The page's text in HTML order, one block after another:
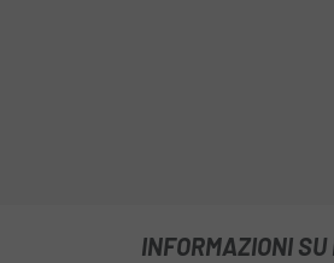
INFORMAZIONI